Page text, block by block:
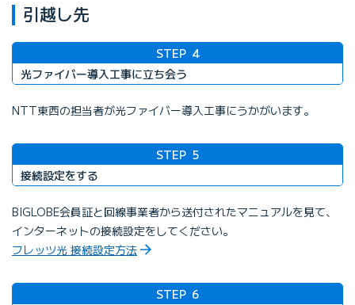
引越し先
STEP 4
光ファイバー導入工事に立ち会う
NTT東西の担当者が光ファイバー導入工事にうかがいます。
STEP 5
接続設定をする
BIGLOBE会員証と回線事業者から送付されたマニュアルを見て、
インターネットの接続設定をしてください。
フレッツ光 接続設定方法
STEP 6